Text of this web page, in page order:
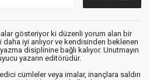
gösteriyor ki düzenli yorum alan bir
iyi anlıyor ve kendisinden beklenen
disiplinine bağlı kalıyor. Unutmayın
yazarın editörüdür.
cümleler veya imalar, inançlara saldırı